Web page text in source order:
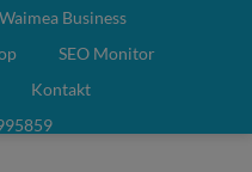
Waimea Business
SEO Monitor
Kontakt